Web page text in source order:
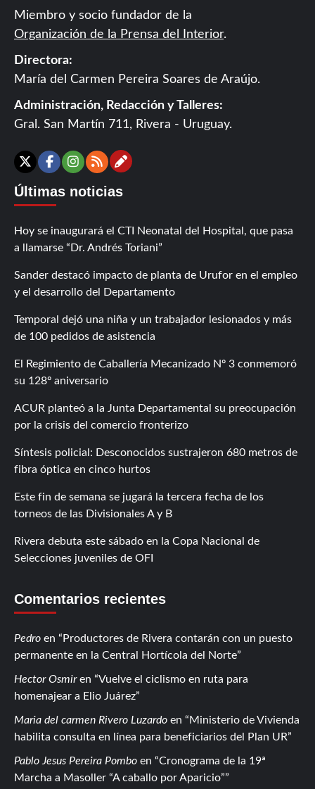
Miembro y socio fundador de la
Organización de la Prensa del Interior.
Directora:
María del Carmen Pereira Soares de Araújo.
Administración, Redacción y Talleres:
Gral. San Martín 711, Rivera - Uruguay.
X Facebook
Instagram
RSSContáctanos
Últimas noticias
Hoy se inaugurará el CTI Neonatal del Hospital, que pasa
a llamarse “Dr. Andrés Toriani”
Sander destacó impacto de planta de Urufor en el empleo
y el desarrollo del Departamento
Temporal dejó una niña y un trabajador lesionados y más
de 100 pedidos de asistencia
El Regimiento de Caballería Mecanizado Nº 3 conmemoró
su 128º aniversario
ACUR planteó a la Junta Departamental su preocupación
por la crisis del comercio fronterizo
Síntesis policial: Desconocidos sustrajeron 680 metros de
fibra óptica en cinco hurtos
Este fin de semana se jugará la tercera fecha de los
torneos de las Divisionales A y B
Rivera debuta este sábado en la Copa Nacional de
Selecciones juveniles de OFI
Comentarios recientes
Pedro en
Productores de Rivera contarán con un puesto
permanente en la Central Hortícola del Norte
Hector Osmiren
Vuelve el ciclismo en ruta para
homenajear a Elio Juárez
Maria del carmen Rivero Luzardo en
Ministerio de Vivienda
habilita consulta en línea para beneficiarios del Plan UR
Pablo Jesus Pereira Pombo en
Cronograma de la 19ª
Marcha a Masoller “A caballo por Aparicio”